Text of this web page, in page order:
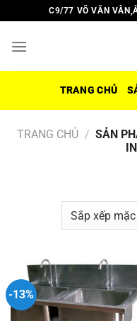
đến
nội
C9/77 VÕ VĂN
TRANG CHỦ
TRANG CHỦ / SẢN
-13%